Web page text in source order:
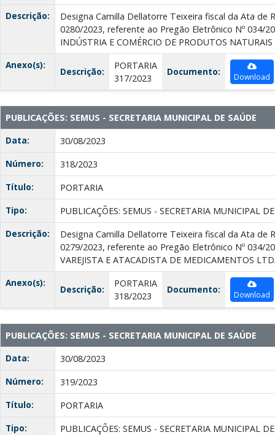
Descrição:
Designa Camilla Dellatorre Teixeira fiscal da Ata de
0280/2023, referente ao Pregão Eletrônico Nº 034/
INDÚSTRIA E COMÉRCIO DE PRODUTOS NATURAIS
Anexo(s):
Descrição:
PORTARIA
317/2023
Documento: Download
PUBLICAÇÕES: SEMUS - SECRETARIA MUNICIPAL DE SAÚDE
Data:
30/08/2023
Número:
318/2023
Título:
PORTARIA
Tipo:
PUBLICAÇÕES: SEMUS - SECRETARIA MUNICIPAL
Descrição:
Designa Camilla Dellatorre Teixeira fiscal da Ata de
0279/2023, referente ao Pregão Eletrônico Nº 034/
VAREJISTA E ATACADISTA DE MEDICAMENTOS
Anexo(s):
Descrição:
PORTARIA
318/2023
Documento: Download
PUBLICAÇÕES: SEMUS - SECRETARIA MUNICIPAL DE SAÚDE
Data:
30/08/2023
Número:
319/2023
Título:
PORTARIA
Tipo:
PUBLICAÇÕES: SEMUS - SECRETARIA MUNICIPAL